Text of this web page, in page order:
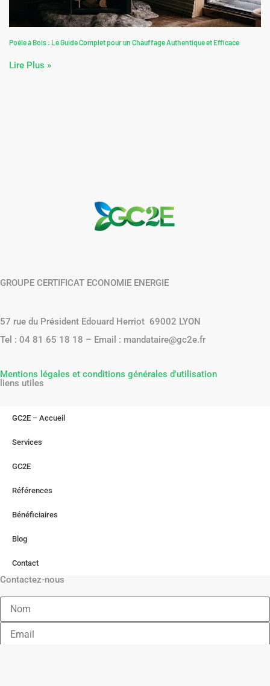
Poêle à Bois : Le Guide Complet pour un Chauffage Authentique et Efficace
Lire Plus »
GROUPE CERTIFICAT ECONOMIE ENERGIE
57 rue du Président Edouard Herriot 69002 LYON
Tel : 04 81 65 18 18 – Email : mandataire@gc2e.fr
Mentions légales et conditions générales d'utilisation
liens utiles
GC2E – Accueil
Services
GC2E
Références
Bénéficiaires
Blog
Contact
Contactez-nous